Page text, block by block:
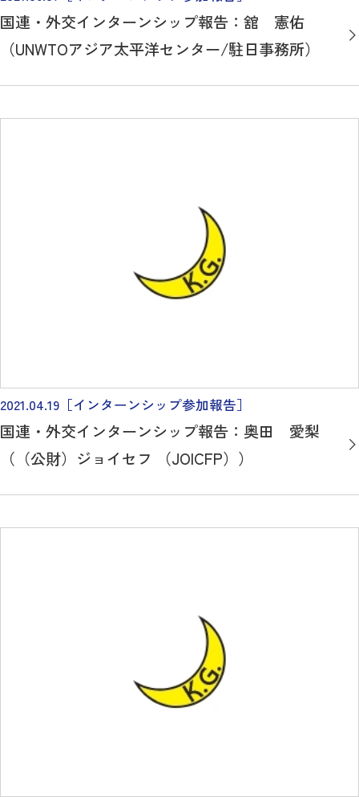
国連・外交インターンシップ報告：舘 憲佑
（UNWTOアジア太平洋センター/駐日事務所）
2021.04.19 ［インターンシップ参加報告］
国連・外交インターンシップ報告：奥田 愛梨
（（公財）ジョイセフ （JOICFP））